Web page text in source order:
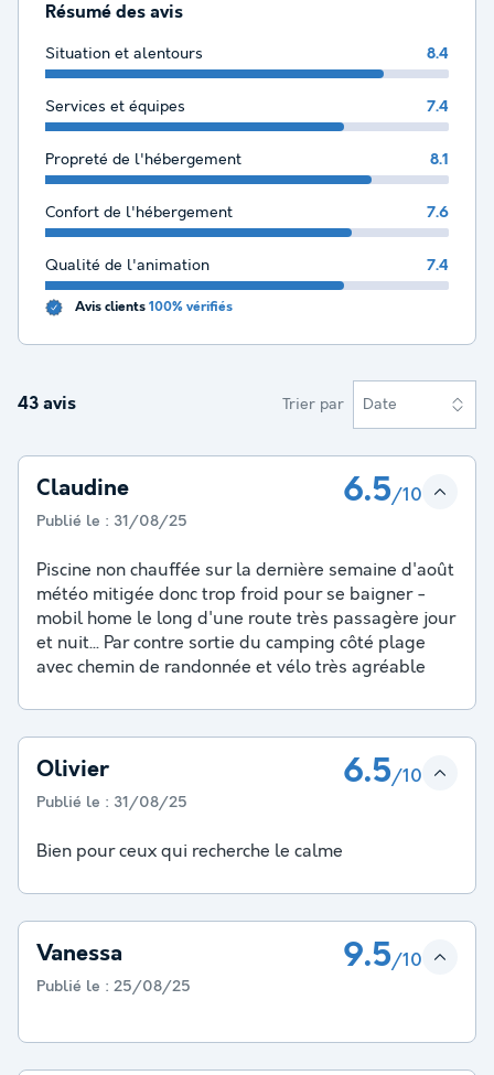
Résumé des avis
Situation et alentours 8.4
Services et équipes 7.4
Propreté de l'hébergement 8.1
Confort de l'hébergement 7.6
Qualité de l'animation 7.4
Avis clients 100% vérifiés
43 avis Trier par Date
Claudine 6.5/10
Publié le : 31/08/25
Piscine non chauffée sur la dernière semaine d'août
météo mitigée donc trop froid pour se baigner -
mobil home le long d'une route très passagère jour
et nuit... Par contre sortie du camping côté plage
avec chemin de randonnée et vélo très agréable
Olivier 6.5/10
Publié le : 31/08/25
Bien pour ceux qui recherche le calme
Vanessa 9.5/10
Publié le : 25/08/25